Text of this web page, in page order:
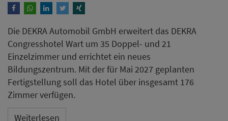
Althoff Seehotel Überfahrt
eröffnet neuen 4 elements spa